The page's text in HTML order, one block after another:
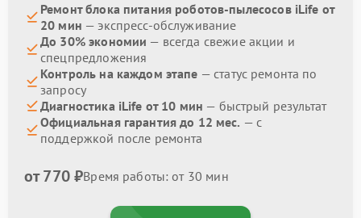
Ремонт блока питания роботов-пылесосов iLife от
20 мин — экспресс-обслуживание
До 30% экономии — всегда свежие акции и
спецпредложения
Контроль на каждом этапе — статус ремонта по
запросу
Диагностика iLife от 10 мин — быстрый результат
Официальная гарантия до 12 мес. — с
поддержкой после ремонта
от 770 ₽Время работы: от 30 мин